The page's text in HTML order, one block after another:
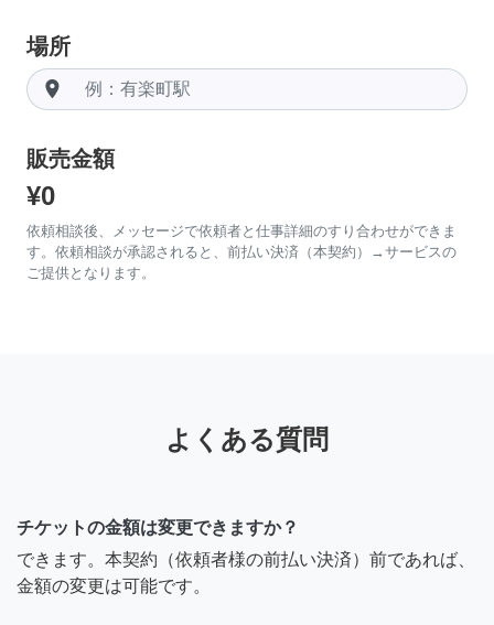
場所
room
販売金額
¥0
依頼相談後、メッセージで依頼者と仕事詳細のすり合わせができま
す。依頼相談が承認されると、前払い決済（本契約）→サービスの
ご提供となります。
よくある質問
チケットの金額は変更できますか？
できます。本契約（依頼者様の前払い決済）前であれば、
金額の変更は可能です。